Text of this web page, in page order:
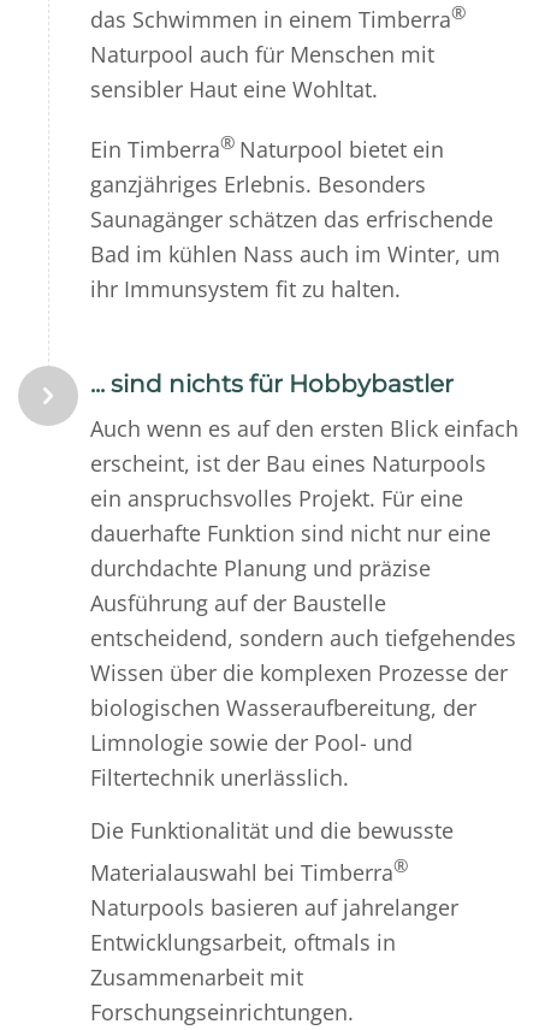
das Schwimmen in einem Timberra®
Naturpool auch für Menschen mit
sensibler Haut eine Wohltat.
Ein Timberra® Naturpool bietet ein
ganzjähriges Erlebnis. Besonders
Saunagänger schätzen das erfrischende
Bad im kühlen Nass auch im Winter, um
ihr Immunsystem fit zu halten.
... sind nichts für Hobbybastler
Auch wenn es auf den ersten Blick einfach
erscheint, ist der Bau eines Naturpools
ein anspruchsvolles Projekt. Für eine
dauerhafte Funktion sind nicht nur eine
durchdachte Planung und präzise
Ausführung auf der Baustelle
entscheidend, sondern auch tiefgehendes
Wissen über die komplexen Prozesse der
biologischen Wasseraufbereitung, der
Limnologie sowie der Pool- und
Filtertechnik unerlässlich.
Die Funktionalität und die bewusste
Materialauswahl bei Timberra®
Naturpools basieren auf jahrelanger
Entwicklungsarbeit, oftmals in
Zusammenarbeit mit
Forschungseinrichtungen.